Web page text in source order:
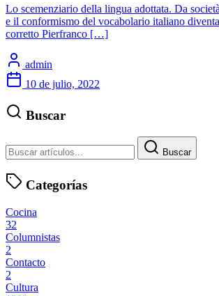
Lo scemenziario della lingua adottata. Da
e il conformismo del vocabolario italiano
corretto Pierfranco […]
admin
10 de julio, 2022
Buscar
Buscar
Categorías
Cocina
32
Columnistas
2
Contacto
2
Cultura